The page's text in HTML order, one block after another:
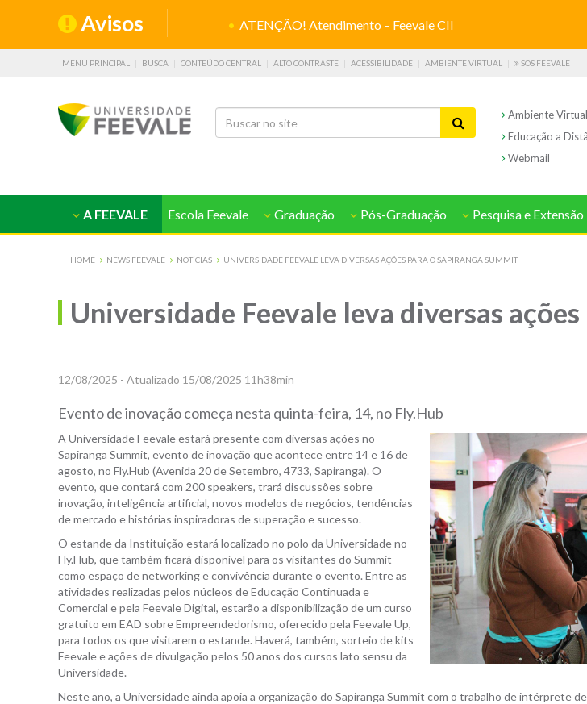
Avisos ATENÇÃO! Atendimento – Feevale CII
MENU PRINCIPAL BUSCA CONTEÚDO CENTRAL ALTO CONTRASTE ACESSIBILIDADE AMBIENTE VIRTUAL SOS FEEVALE
Ambiente Virtual
Educação a
Webmail
A FEEVALE Escola Feevale Graduação Pós-Graduação Pesquisa e Extensão
HOME NEWS FEEVALE NOTÍCIAS UNIVERSIDADE FEEVALE LEVA DIVERSAS AÇÕES PARA O SAPIRANGA SUMMIT
Universidade Feevale leva diversas
12/08/2025 - Atualizado 15/08/2025 11h38min
Evento de inovação começa nesta quinta-feira, 14, no Fly.Hub
A Universidade Feevale estará presente com diversas ações no
Sapiranga Summit, evento de inovação que acontece entre 14 e 16 de
agosto, no Fly.Hub (Avenida 20 de Setembro, 4733, Sapiranga). O
evento, que contará com 200 speakers, trará discussões sobre
inovação, inteligência artificial, novos modelos de negócios, tendências
de mercado e histórias inspiradoras de superação e sucesso.
O estande da Instituição estará localizado no polo da Universidade no
Fly.Hub, que também ficará disponível para os visitantes do Summit
como espaço de networking e convivência durante o evento. Entre as
atividades realizadas pelos núcleos de Educação Continuada e
Comercial e pela Feevale Digital, estarão a disponibilização de um curso
gratuito em EAD sobre Empreendedorismo, oferecido pela Feevale Up,
para todos os que visitarem o estande. Haverá, também, sorteio de kits
Feevale e ações de divulgação pelos 50 anos dos cursos lato sensu da
Universidade.
Neste ano, a Universidade ainda apoia a organização do Sapiranga Summit com o trabalho de intérprete